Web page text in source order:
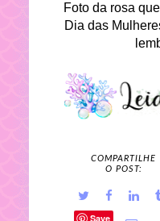
Foto da rosa
Dia das
COMPARTILHE
O POST:
Save